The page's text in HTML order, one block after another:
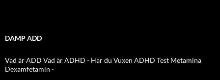
DAMP ADD
Vad är ADD Vad är ADHD - Har du Vuxen ADHD Test Metamina
Dexamfetamin -